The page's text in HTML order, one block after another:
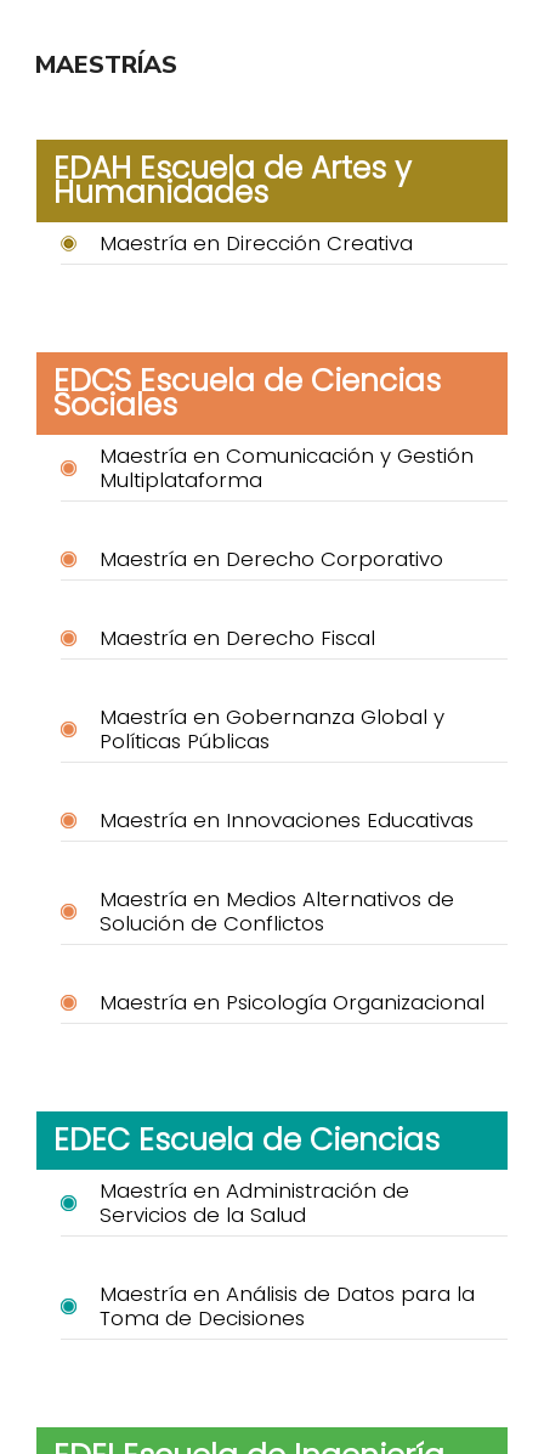
MAESTRÍAS
EDAH Escuela de Artes y
Humanidades
Maestría en Dirección Creativa
EDCS Escuela de Ciencias
Sociales
Maestría en Comunicación y Gestión
Multiplataforma
Maestría en Derecho Corporativo
Maestría en Derecho Fiscal
Maestría en Gobernanza Global y
Políticas Públicas
Maestría en Innovaciones Educativas
Maestría en Medios Alternativos de
Solución de Conflictos
Maestría en Psicología Organizacional
EDEC Escuela de Ciencias
Maestría en Administración de
Servicios de la Salud
Maestría en Análisis de Datos para la
Toma de Decisiones